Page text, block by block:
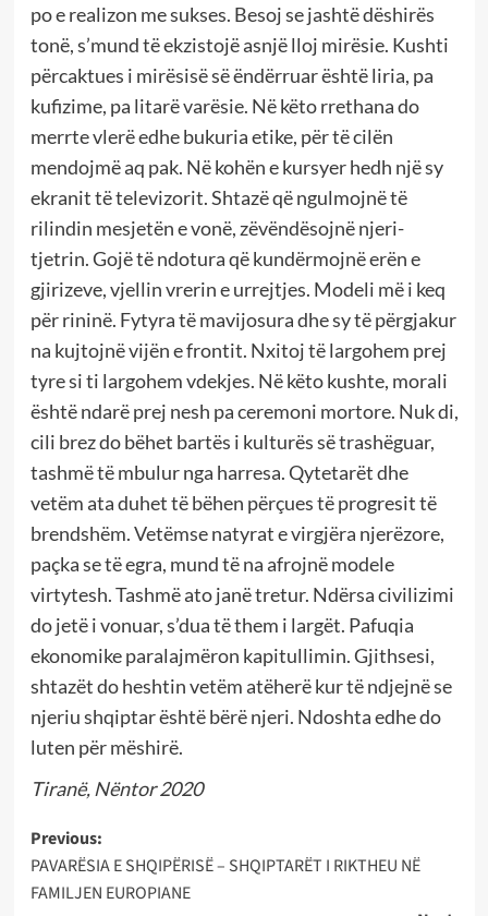
po e realizon me sukses. Besoj se jashtë dëshirës
tonë, s’mund të ekzistojë asnjë lloj mirësie. Kushti
përcaktues i mirësisë së ëndërruar është liria, pa
kufizime, pa litarë varësie. Në këto rrethana do
merrte vlerë edhe bukuria etike, për të cilën
mendojmë aq pak. Në kohën e kursyer hedh një sy
ekranit të televizorit. Shtazë që ngulmojnë të
rilindin mesjetën e vonë, zëvëndësojnë njeri-
tjetrin. Gojë të ndotura që kundërmojnë erën e
gjirizeve, vjellin vrerin e urrejtjes. Modeli më i keq
për rininë. Fytyra të mavijosura dhe sy të përgjakur
na kujtojnë vijën e frontit. Nxitoj të largohem prej
tyre si ti largohem vdekjes. Në këto kushte, morali
është ndarë prej nesh pa ceremoni mortore. Nuk di,
cili brez do bëhet bartës i kulturës së trashëguar,
tashmë të mbulur nga harresa. Qytetarët dhe
vetëm ata duhet të bëhen përçues të progresit të
brendshëm. Vetëmse natyrat e virgjëra njerëzore,
paçka se të egra, mund të na afrojnë modele
virtytesh. Tashmë ato janë tretur. Ndërsa civilizimi
do jetë i vonuar, s’dua të them i largët. Pafuqia
ekonomike paralajmëron kapitullimin. Gjithsesi,
shtazët do heshtin vetëm atëherë kur të ndjejnë se
njeriu shqiptar është bërë njeri. Ndoshta edhe do
luten për mëshirë.
Tiranë, Nëntor 2020
Post
navigation
Previous:
PAVARËSIA E SHQIPËRISË – SHQIPTARËT I RIKTHEU NË
FAMILJEN EUROPIANE